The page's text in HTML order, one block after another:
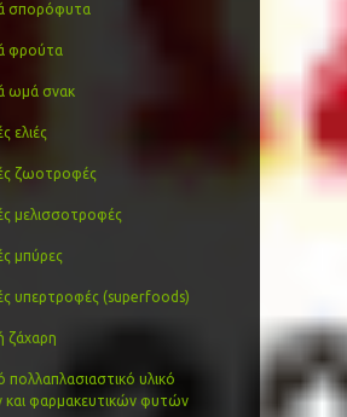
σπορόφυτα
φρούτα
ωμά σνακ
ελιές
ζωοτροφές
μελισσοτροφές
μπύρες
υπερτροφές (superfoods)
ζάχαρη
πολλαπλασιαστικό υλικό
και φαρμακευτικών φυτών